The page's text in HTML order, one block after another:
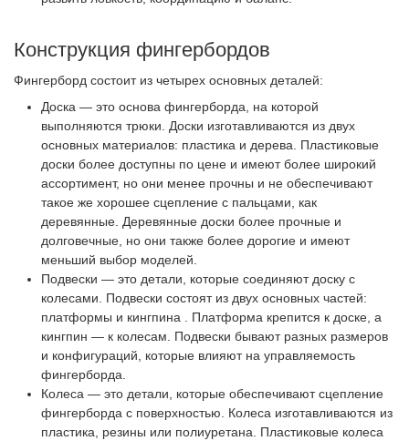
Конструкция фингербордов
Фингерборд состоит из четырех основных деталей:
Доска — это основа фингерборда, на которой
выполняются трюки. Доски изготавливаются из двух
основных материалов: пластика и дерева. Пластиковые
доски более доступны по цене и имеют более широкий
ассортимент, но они менее прочны и не обеспечивают
такое же хорошее сцепление с пальцами, как
деревянные. Деревянные доски более прочные и
долговечные, но они также более дорогие и имеют
меньший выбор моделей.
Подвески — это детали, которые соединяют доску с
колесами. Подвески состоят из двух основных частей:
платформы и кингпина . Платформа крепится к доске, а
кингпин — к колесам. Подвески бывают разных размеров
и конфигураций, которые влияют на управляемость
фингерборда.
Колеса — это детали, которые обеспечивают сцепление
фингерборда с поверхностью. Колеса изготавливаются из
пластика, резины или полиуретана. Пластиковые колеса